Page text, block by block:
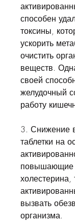
способен
токсины,
ускорить
очистить
веществ.
своей
желудочный
работу
3. Снижение
таблетки на
повышающие
холестерина,
вызвать
организма.